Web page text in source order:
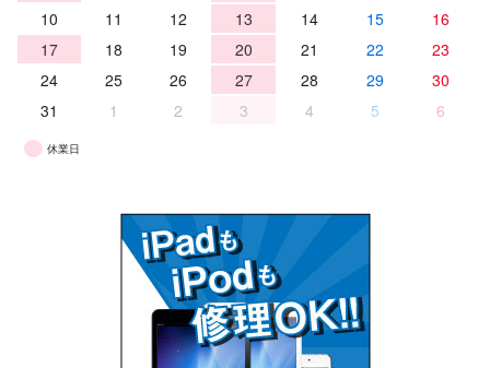
10
11 12 13 14 15
16
17
18 19 20 21 22
23
24
25 26 27 28 29
30
31
1 2 3 4 5 6
休業日